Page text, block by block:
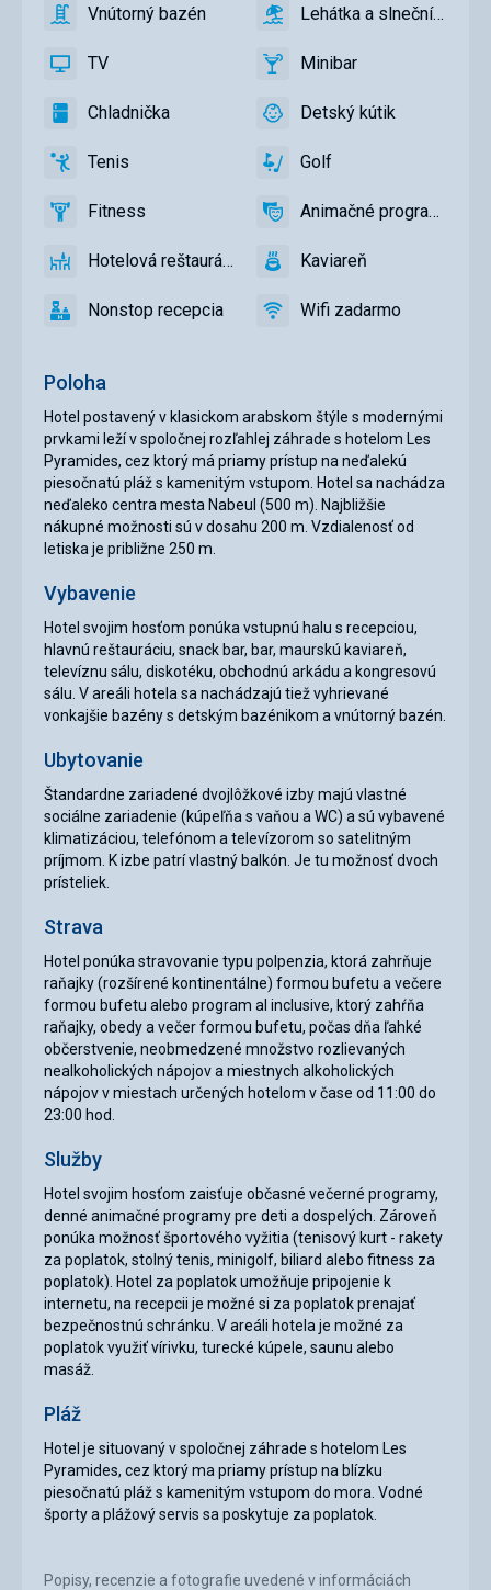
Poloha
Hotel postavený v klasickom arabskom štýle s modernými
prvkami leží v spoločnej rozľahlej záhrade s hotelom Les
Pyramides, cez ktorý má priamy prístup na neďalekú
piesočnatú pláž s kamenitým vstupom. Hotel sa nachádza
neďaleko centra mesta Nabeul (500 m). Najbližšie
nákupné možnosti sú v dosahu 200 m. Vzdialenosť od
letiska je približne 250 m.
Vybavenie
Hotel svojim hosťom ponúka vstupnú halu s recepciou,
hlavnú reštauráciu, snack bar, bar, maurskú kaviareň,
televíznu sálu, diskotéku, obchodnú arkádu a kongresovú
sálu. V areáli hotela sa nachádzajú tiež vyhrievané
vonkajšie bazény s detským bazénikom a vnútorný bazén.
Ubytovanie
Štandardne zariadené dvojlôžkové izby majú vlastné
sociálne zariadenie (kúpeľňa s vaňou a WC) a sú vybavené
klimatizáciou, telefónom a televízorom so satelitným
príjmom. K izbe patrí vlastný balkón. Je tu možnosť dvoch
prísteliek.
Strava
Hotel ponúka stravovanie typu polpenzia, ktorá zahrňuje
raňajky (rozšírené kontinentálne) formou bufetu a večere
formou bufetu alebo program al inclusive, ktorý zahŕňa
raňajky, obedy a večer formou bufetu, počas dňa ľahké
občerstvenie, neobmedzené množstvo rozlievaných
nealkoholických nápojov a miestnych alkoholických
nápojov v miestach určených hotelom v čase od 11:00 do
23:00 hod.
Služby
Hotel svojim hosťom zaisťuje občasné večerné programy,
denné animačné programy pre deti a dospelých. Zároveň
ponúka možnosť športového vyžitia (tenisový kurt - rakety
za poplatok, stolný tenis, minigolf, biliard alebo fitness za
poplatok). Hotel za poplatok umožňuje pripojenie k
internetu, na recepcii je možné si za poplatok prenajať
bezpečnostnú schránku. V areáli hotela je možné za
poplatok využiť vírivku, turecké kúpele, saunu alebo
masáž.
Pláž
Hotel je situovaný v spoločnej záhrade s hotelom Les
Pyramides, cez ktorý ma priamy prístup na blízku
piesočnatú pláž s kamenitým vstupom do mora. Vodné
športy a plážový servis sa poskytuje za poplatok.
Popisy, recenzie a fotografie uvedené v informáciách
Vnútorný
Vnútorný bazén
áno
Lehátka
slnečníky
bazéne
Lehátka
a
slnečníky
na
zadarmo
Lehátka a slnečníky pri
áno
TV TV
áno
Minibar,Minibar
áno
Chladnička
Chladnička
áno
Detský
Detské
Detský
Detský kútik
áno
Tenis,Tenis
áno Golf Golf
áno
FitnessFitness
áno
Animačné
Animačné programy
áno
HotelováHotelová reštaurácia
áno KaviareňKaviareň
áno
NonstopNonstop recepcia
áno
Wifi
Wifi zadarmo
áno